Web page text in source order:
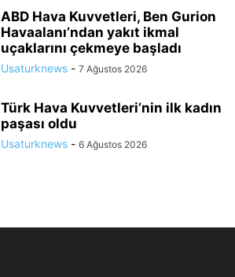
ABD Hava Kuvvetleri, Ben Gurion
Havaalanı’ndan yakıt ikmal
uçaklarını çekmeye başladı
Usaturknews - 7 Ağustos 2026
Türk Hava Kuvvetleri’nin ilk kadın
paşası oldu
Usaturknews - 6 Ağustos 2026